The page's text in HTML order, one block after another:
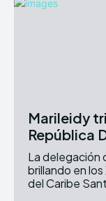
Marileidy
República
La delegación
brillando en
del Caribe